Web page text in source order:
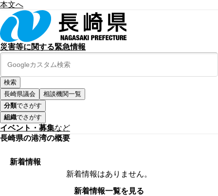
本文へ
災害等に関する緊急情報
長崎県議会
相談機関一覧
分類でさがす
組織でさがす
イベント・募集など
長崎県の港湾の概要
新着情報
新着情報はありません。
新着情報一覧を見る